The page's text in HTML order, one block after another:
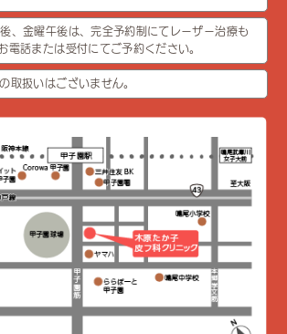
、金曜午後は、完全予約制にてレーザー治療も
電話または受付にてご予約ください。
取扱いはございません。